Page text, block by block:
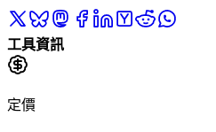
工具資訊
定價